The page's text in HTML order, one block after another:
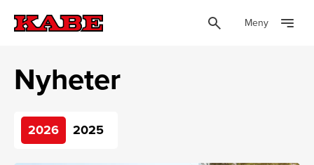
Meny
Nyheter
2026 2025